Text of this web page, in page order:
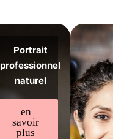
Portrait
professionnel
naturel
en
savoir
plus